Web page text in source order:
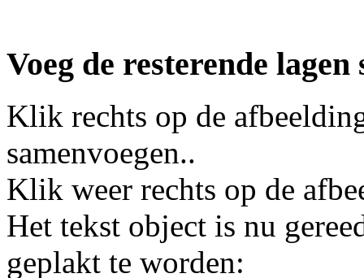
Voeg de resterende lagen
Klik rechts op de
samenvoegen..
Klik weer rechts op de
Het tekst object is nu
geplakt te worden: